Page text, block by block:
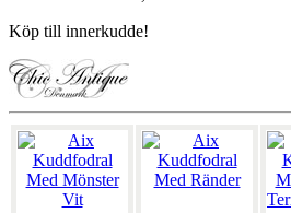
Köp till innerkudde!